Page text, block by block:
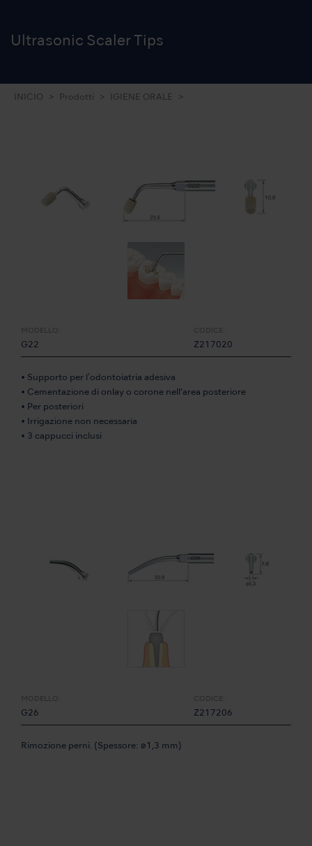
Ultrasonic Scaler Tips
INICIO Prodotti IGIENE ORALE
MODELLO:
G22
CODICE:
Z217020
• Supporto per l'odontoiatria adesiva
• Cementazione di onlay o corone nell’area posteriore
• Per posteriori
• Irrigazione non necessaria
• 3 cappucci inclusi
MODELLO:
G26
CODICE:
Z217206
Rimozione perni. (Spessore: ø1,3 mm)